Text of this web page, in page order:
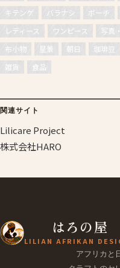
キテンゲ
バラナシ ポーチ
レディース
ワンピース 写真
布小物
星景 朝日 珈琲豆
雑貨
食品
関連サイト
Lilicare Project
株式会社HARO
はろの屋
LILIAN AFRIKAN
アフリカと